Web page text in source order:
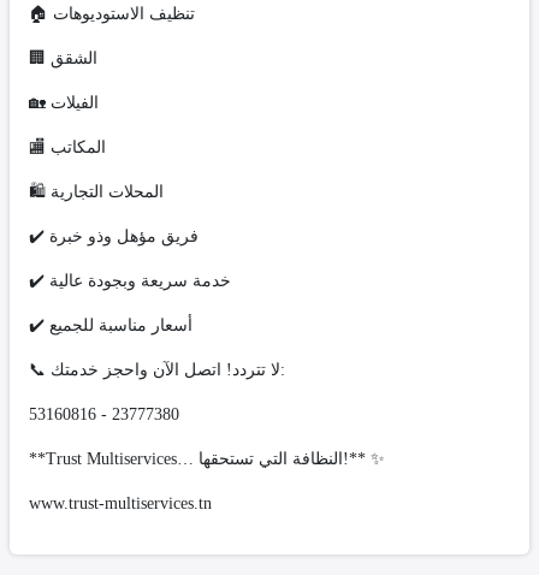
🏠 تنظيف الاستوديوهات
🏢 الشقق
🏡 الفيلات
🏬 المكاتب
🛍️ المحلات التجارية
✔️ فريق مؤهل وذو خبرة
✔️ خدمة سريعة وبجودة عالية
✔️ أسعار مناسبة للجميع
📞 لا تتردد! اتصل الآن واحجز خدمتك:
53160816 - 23777380
**Trust Multiservices… النظافة التي تستحقها!** ✨
www.trust-multiservices.tn